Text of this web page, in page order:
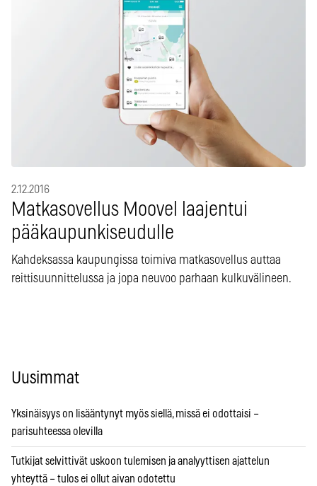
2.12.2016
Matkasovellus Moovel laajentui
pääkaupunkiseudulle
Kahdeksassa kaupungissa toimiva matkasovellus auttaa
reittisuunnittelussa ja jopa neuvoo parhaan kulkuvälineen.
Uusimmat
Yksinäisyys on lisääntynyt myös siellä, missä ei odottaisi –
parisuhteessa olevilla
Tutkijat selvittivät uskoon tulemisen ja analyyttisen ajattelun
yhteyttä – tulos ei ollut aivan odotettu